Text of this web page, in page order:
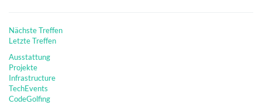
Nächste Treffen
Letzte Treffen
Ausstattung
Projekte
Infrastructure
TechEvents
CodeGolfing